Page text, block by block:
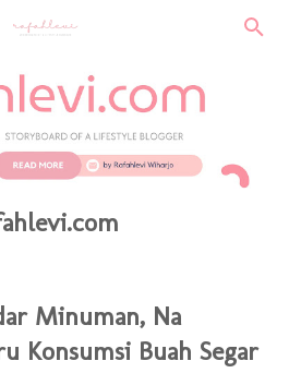
Minuman, Na
Konsumsi Buah Segar